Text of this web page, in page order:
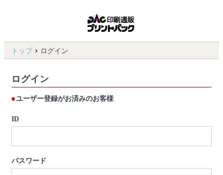
トップ ログイン
ログイン
ユーザー登録がお済みのお客様
ID
パスワード